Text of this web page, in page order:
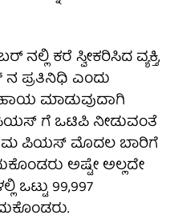
ಕರೆ ಸ್ವೀಕರಿಸಿದ ವ್ಯಕ್ತಿ,
ನ ಪ್ರತಿನಿಧಿ ಎಂದು
ಮಾಡುವುದಾಗಿ
ಪಿಯಸ್ ಗೆ ಒಟಿಪಿ ನೀಡುವಂತೆ
ಪಿಯಸ್ ಮೊದಲ ಬಾರಿಗೆ
ಅಷ್ಟೇ ಅಲ್ಲದೇ
ಒಟ್ಟು 99,997